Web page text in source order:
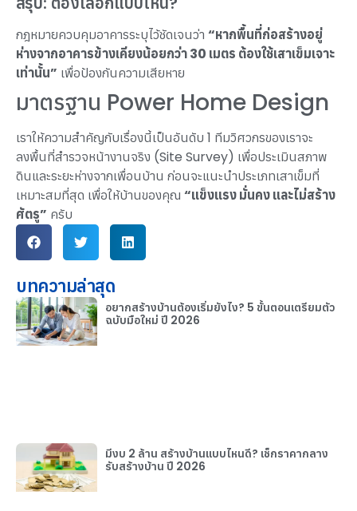
บทความล่าสุด
อยากสร้างบ้านต้องเริ่มยังไง? 5 ขั้นตอนเตรียมตัว
ฉบับมือใหม่ ปี 2026
มีงบ 2 ล้าน สร้างบ้านแบบไหนดี? เช็กราคากลาง
รับสร้างบ้าน ปี 2026
กฎหมายควบคุมอาคารระบุไว้ชัดเจนว่า “หากพื้นที่ก่อสร้างอยู่
ห่างจากอาคารข้างเคียงน้อยกว่า 30 เมตร ต้องใช้เสาเข็มเจาะ
เท่านั้น” เพื่อป้องกันความเสียหาย
มาตรฐาน Power Home Design
เราให้ความสำคัญกับเรื่องนี้เป็นอันดับ 1 ทีมวิศวกรของเราจะ
ลงพื้นที่สำรวจหน้างานจริง (Site Survey) เพื่อประเมินสภาพ
ดินและระยะห่างจากเพื่อนบ้าน ก่อนจะแนะนำประเภทเสาเข็มที่
เหมาะสมที่สุด เพื่อให้บ้านของคุณ “แข็งแรง มั่นคง และไม่สร้าง
ศัตรู” ครับ